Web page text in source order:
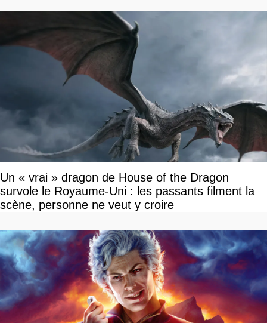
Un « vrai » dragon de House of the Dragon
survole le Royaume-Uni : les passants filment la
scène, personne ne veut y croire